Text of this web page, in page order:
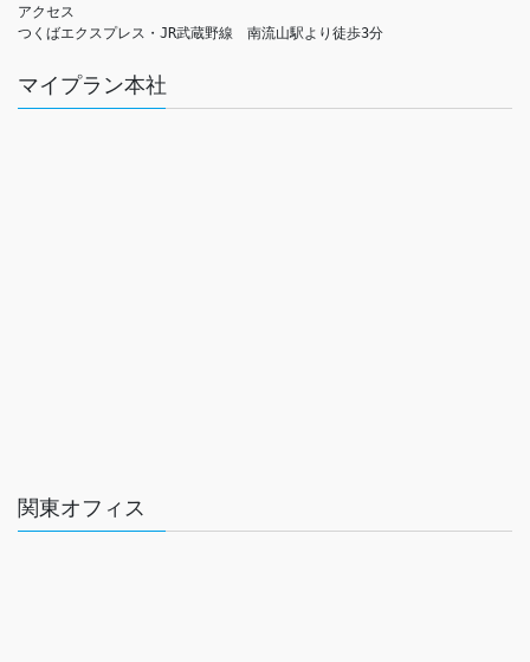
アクセス
つくばエクスプレス・JR武蔵野線　南流山駅より徒歩3分
マイプラン本社
関東オフィス